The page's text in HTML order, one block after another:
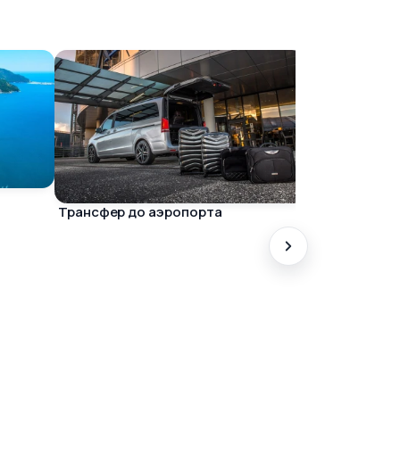
Трансфер до аэропорта